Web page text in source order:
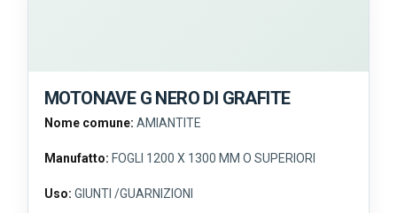
MOTONAVE G NERO DI GRAFITE
Nome comune: AMIANTITE
Manufatto: FOGLI 1200 X 1300 MM O SUPERIORI
Uso: GIUNTI /GUARNIZIONI